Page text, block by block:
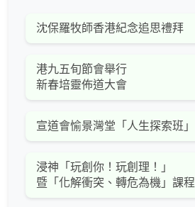
沈保羅牧師香港紀念追思禮拜
港九五旬節會舉行
新春培靈佈道大會
宣道會愉景灣堂「人生探索班」
浸神「玩創你！玩創理！」
暨「化解衝突、轉危為機」課程